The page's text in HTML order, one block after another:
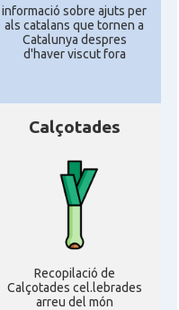
informació sobre ajuts per
als catalans que tornen a
Catalunya despres
d'haver viscut fora
Calçotades
Recopilació de
Calçotades cel.lebrades
arreu del món